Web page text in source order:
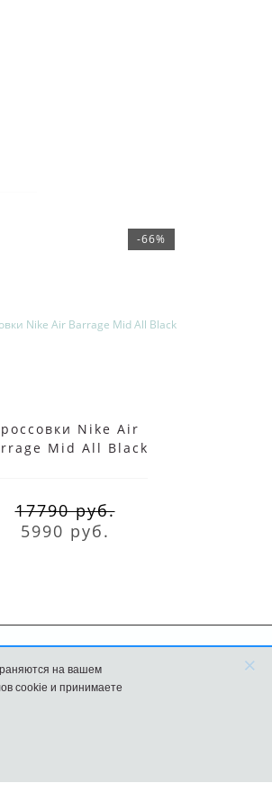
-66%
Nike Air
Mid All Black
17790 руб.
5990 руб.
Новости
на вашем
cookie и принимаете
×